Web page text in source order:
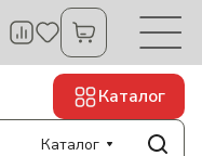
Каталог
Каталог